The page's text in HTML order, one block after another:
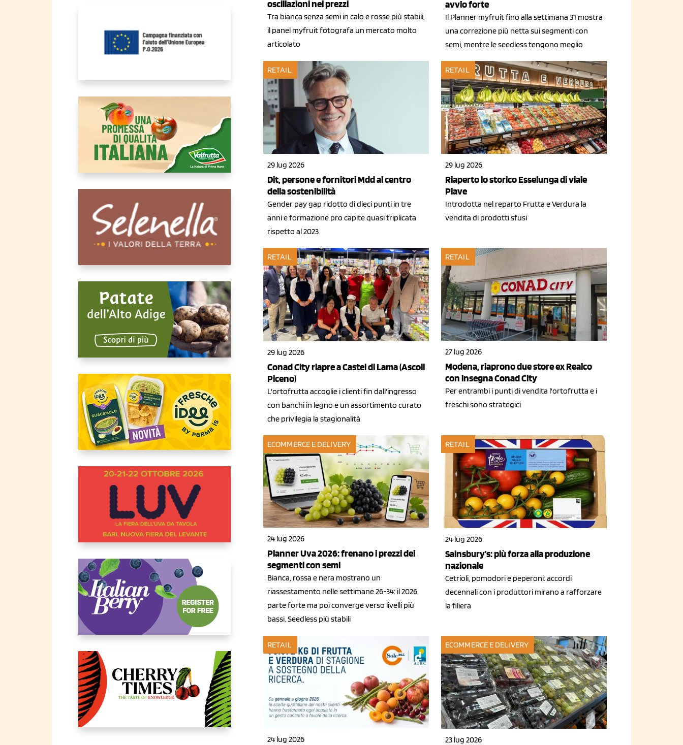
oscillazioni nei prezzi
Tra bianca senza semi in calo e rosse più stabili,
il panel myfruit fotografa un mercato molto
articolato
avvio forte
Il Planner myfruit fino alla settimana 31 mostra
una correzione più netta sui segmenti con
semi, mentre le seedless tengono meglio
RETAIL
29 lug 2026
Dit, persone e fornitori Mdd al centro
della sostenibilità
Gender pay gap ridotto di dieci punti in tre
anni e formazione pro capite quasi triplicata
rispetto al 2023
RETAIL
29 lug 2026
Riaperto lo storico Esselunga di viale
Piave
Introdotta nel reparto Frutta e Verdura la
vendita di prodotti sfusi
RETAIL
29 lug 2026
Conad City riapre a Castel di Lama (Ascoli
Piceno)
L'ortofrutta accoglie i clienti fin dall'ingresso
con banchi in legno e un assortimento curato
che privilegia la stagionalità
RETAIL
27 lug 2026
Modena, riaprono due store ex Realco
con insegna Conad City
Per entrambi i punti di vendita l'ortofrutta e i
freschi sono strategici
ECOMMERCE E DELIVERY
24 lug 2026
Planner Uva 2026: frenano i prezzi dei
segmenti con semi
Bianca, rossa e nera mostrano un
riassestamento nelle settimane 26-34: il 2026
parte forte ma poi converge verso livelli più
bassi. Seedless più stabili
RETAIL
24 lug 2026
Sainsbury’s: più forza alla produzione
nazionale
Cetrioli, pomodori e peperoni: accordi
decennali con i produttori mirano a rafforzare
la filiera
RETAIL
24 lug 2026
ECOMMERCE E DELIVERY
23 lug 2026